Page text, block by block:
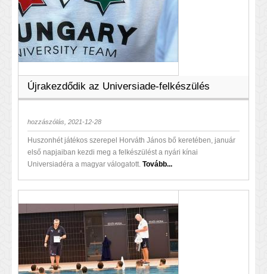
Újrakezdődik az Universiade-felkészülés
hozzászólás, 2021-12-28
Huszonhét játékos szerepel Horváth János bő keretében, január
első napjaiban kezdi meg a felkészülést a nyári kínai
Universiadéra a magyar válogatott. Tovább...